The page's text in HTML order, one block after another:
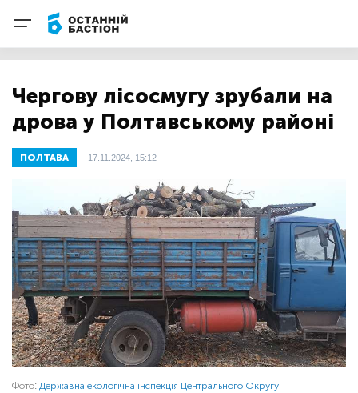
Чергову лісосмугу зрубали на
дрова у Полтавському районі
ПОЛТАВА 17.11.2024, 15:12
Фото: Державна екологічна інспекція Центрального Округу